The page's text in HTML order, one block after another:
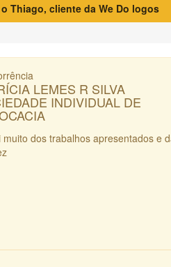
Thiago, cliente da We Do logos
LEMES R SILVA
INDIVIDUAL DE
muito dos trabalhos apresentados e